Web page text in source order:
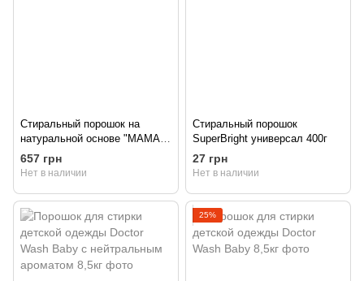
Стиральный порошок на
натуральной основе "МАМА",
10 кг
657 грн
Нет в наличии
Стиральный порошок
SuperBright универсал 400г
27 грн
Нет в наличии
25%